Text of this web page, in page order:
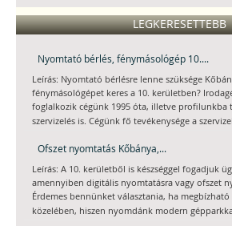
LEGKERESETTEBB
Nyomtató bérlés, fénymásológép 10....
Leírás: Nyomtató bérlésre lenne szüksége
fénymásológépet keres a 10. kerületben?
foglalkozik cégünk 1995 óta, illetve profilunkba
szervizelés is. Cégünk fő tevékenysége a
Ofszet nyomtatás Kőbánya,...
Leírás: A 10. kerületből is készséggel fogadjuk
amennyiben digitális nyomtatásra vagy ofszet
Érdemes bennünket választania, ha
közelében, hiszen nyomdánk modern